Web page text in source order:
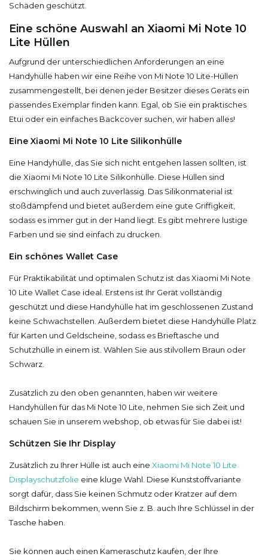
Schäden geschützt.
Eine schöne Auswahl an Xiaomi Mi Note 10
Lite Hüllen
Aufgrund der unterschiedlichen Anforderungen an eine
Handyhülle haben wir eine Reihe von Mi Note 10 Lite-Hüllen
zusammengestellt, bei denen jeder Besitzer dieses Geräts ein
passendes Exemplar finden kann. Egal, ob Sie ein praktisches
Etui oder ein einfaches Backcover suchen, wir haben alles!
Eine Xiaomi Mi Note 10 Lite Silikonhülle
Eine Handyhülle, das Sie sich nicht entgehen lassen sollten, ist
die Xiaomi Mi Note 10 Lite Silikonhülle. Diese Hüllen sind
erschwinglich und auch zuverlässig. Das Silikonmaterial ist
stoßdämpfend und bietet außerdem eine gute Griffigkeit,
sodass es immer gut in der Hand liegt. Es gibt mehrere lustige
Farben und sie sind einfach zu drucken.
Ein schönes Wallet Case
Für Praktikabilität und optimalen Schutz ist das Xiaomi Mi Note
10 Lite Wallet Case ideal. Erstens ist Ihr Gerät vollständig
geschützt und diese Handyhülle hat im geschlossenen Zustand
keine Schwachstellen. Außerdem bietet diese Handyhülle Platz
für Karten und Geldscheine, sodass es Brieftasche und
Schutzhülle in einem ist. Wählen Sie aus stilvollem Braun oder
Schwarz.
Zusätzlich zu den oben genannten, haben wir weitere
Handyhüllen für das Mi Note 10 Lite, nehmen Sie sich Zeit und
schauen Sie in unserem webshop, ob etwas für Sie dabei ist!
Schützen Sie Ihr Display
Zusätzlich zu Ihrer Hülle ist auch eine Xiaomi Mi Note 10 Lite
Displayschutzfolie eine kluge Wahl. Diese Kunststoffvariante
sorgt dafür, dass Sie keinen Schmutz oder Kratzer auf dem
Bildschirm bekommen, wenn Sie z. B. auch Ihre Schlüssel in der
Tasche haben.
Sie können auch einen Kameraschutz kaufen, der Ihre